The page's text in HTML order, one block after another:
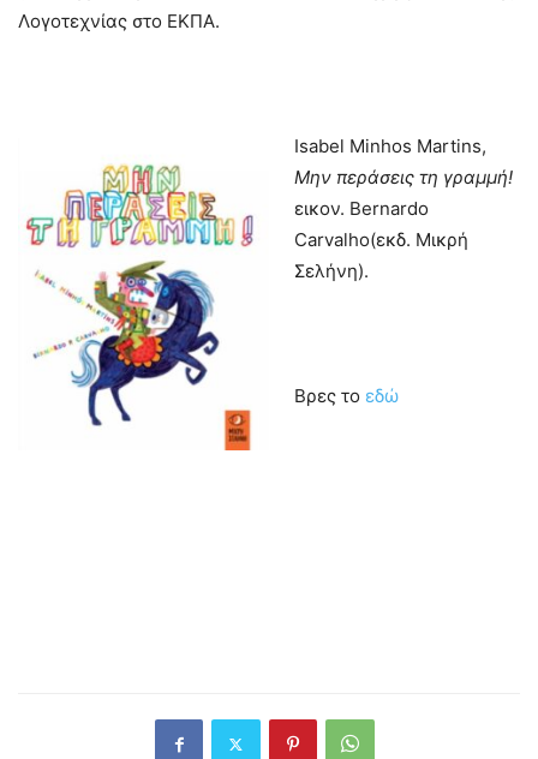
Λογοτεχνίας στο ΕΚΠΑ.
Ιsabel Minhos Martins,
Μην περάσεις τη γραμμή!
εικον. Bernardo
Carvalho(εκδ. Μικρή
Σελήνη).
Βρες το εδώ